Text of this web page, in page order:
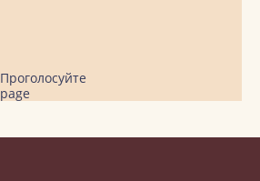
Проголосуйте
page